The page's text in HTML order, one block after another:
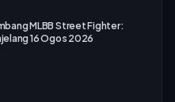
MLBB Street Fighter:
16 Ogos 2026